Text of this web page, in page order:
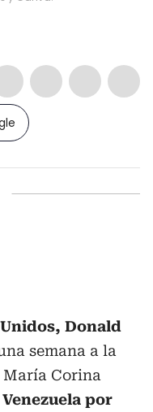
Donald
semana a la
Corina
por